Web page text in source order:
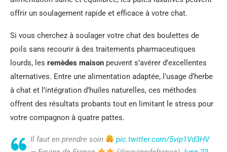
offrir un soulagement rapide et efficace à votre chat.
Si vous cherchez à soulager votre chat des boulettes de
poils sans recourir à des traitements pharmaceutiques
lourds, les remèdes maison peuvent s’avérer d’excellentes
alternatives. Entre une alimentation adaptée, l’usage d’herbe
à chat et l’intégration d’huiles naturelles, ces méthodes
offrent des résultats probants tout en limitant le stress pour
votre compagnon à quatre pattes.
Il faut en prendre soin
pic.twitter.com/5vip1Vd3HV